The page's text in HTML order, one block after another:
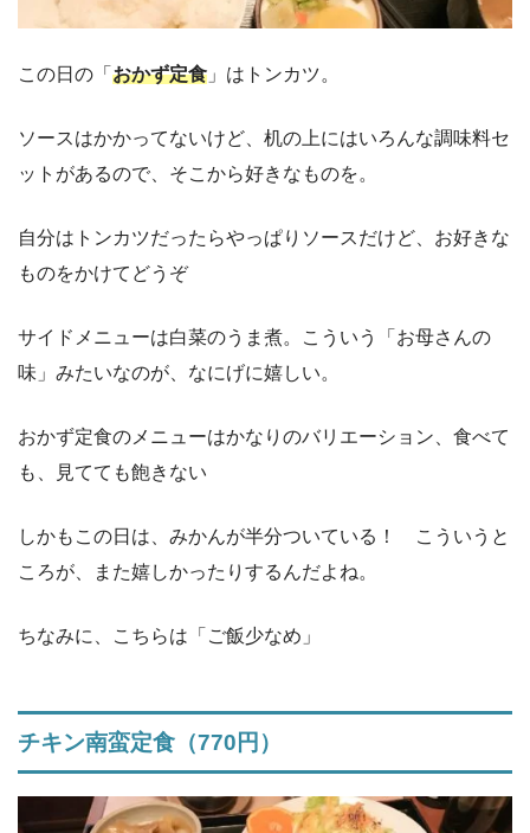
この日の「 おかず定食 」はトンカツ。
ソースはかかってないけど、机の上にはいろんな調味料セ
ットがあるので、そこから好きなものを。
自分はトンカツだったらやっぱりソースだけど、お好きな
ものをかけてどうぞ
サイドメニューは白菜のうま煮。こういう「お母さんの
味」みたいなのが、なにげに嬉しい。
おかず定食のメニューはかなりのバリエーション、食べて
も、見てても飽きない
しかもこの日は、みかんが半分ついている！ こういうと
ころが、また嬉しかったりするんだよね。
ちなみに、こちらは「ご飯少なめ」
チキン南蛮定食（770円）